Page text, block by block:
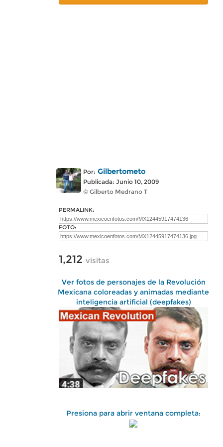
Por: Gilbertometo
Publicada: Junio 10, 2009
© Gilberto Medrano T
PERMALINK:
FOTO:
1,212 visitas
Ver fotos de personajes de la Revolución
Mexicana coloreadas y animadas mediante
inteligencia artificial (deepfakes)
Presiona para abrir ventana completa: